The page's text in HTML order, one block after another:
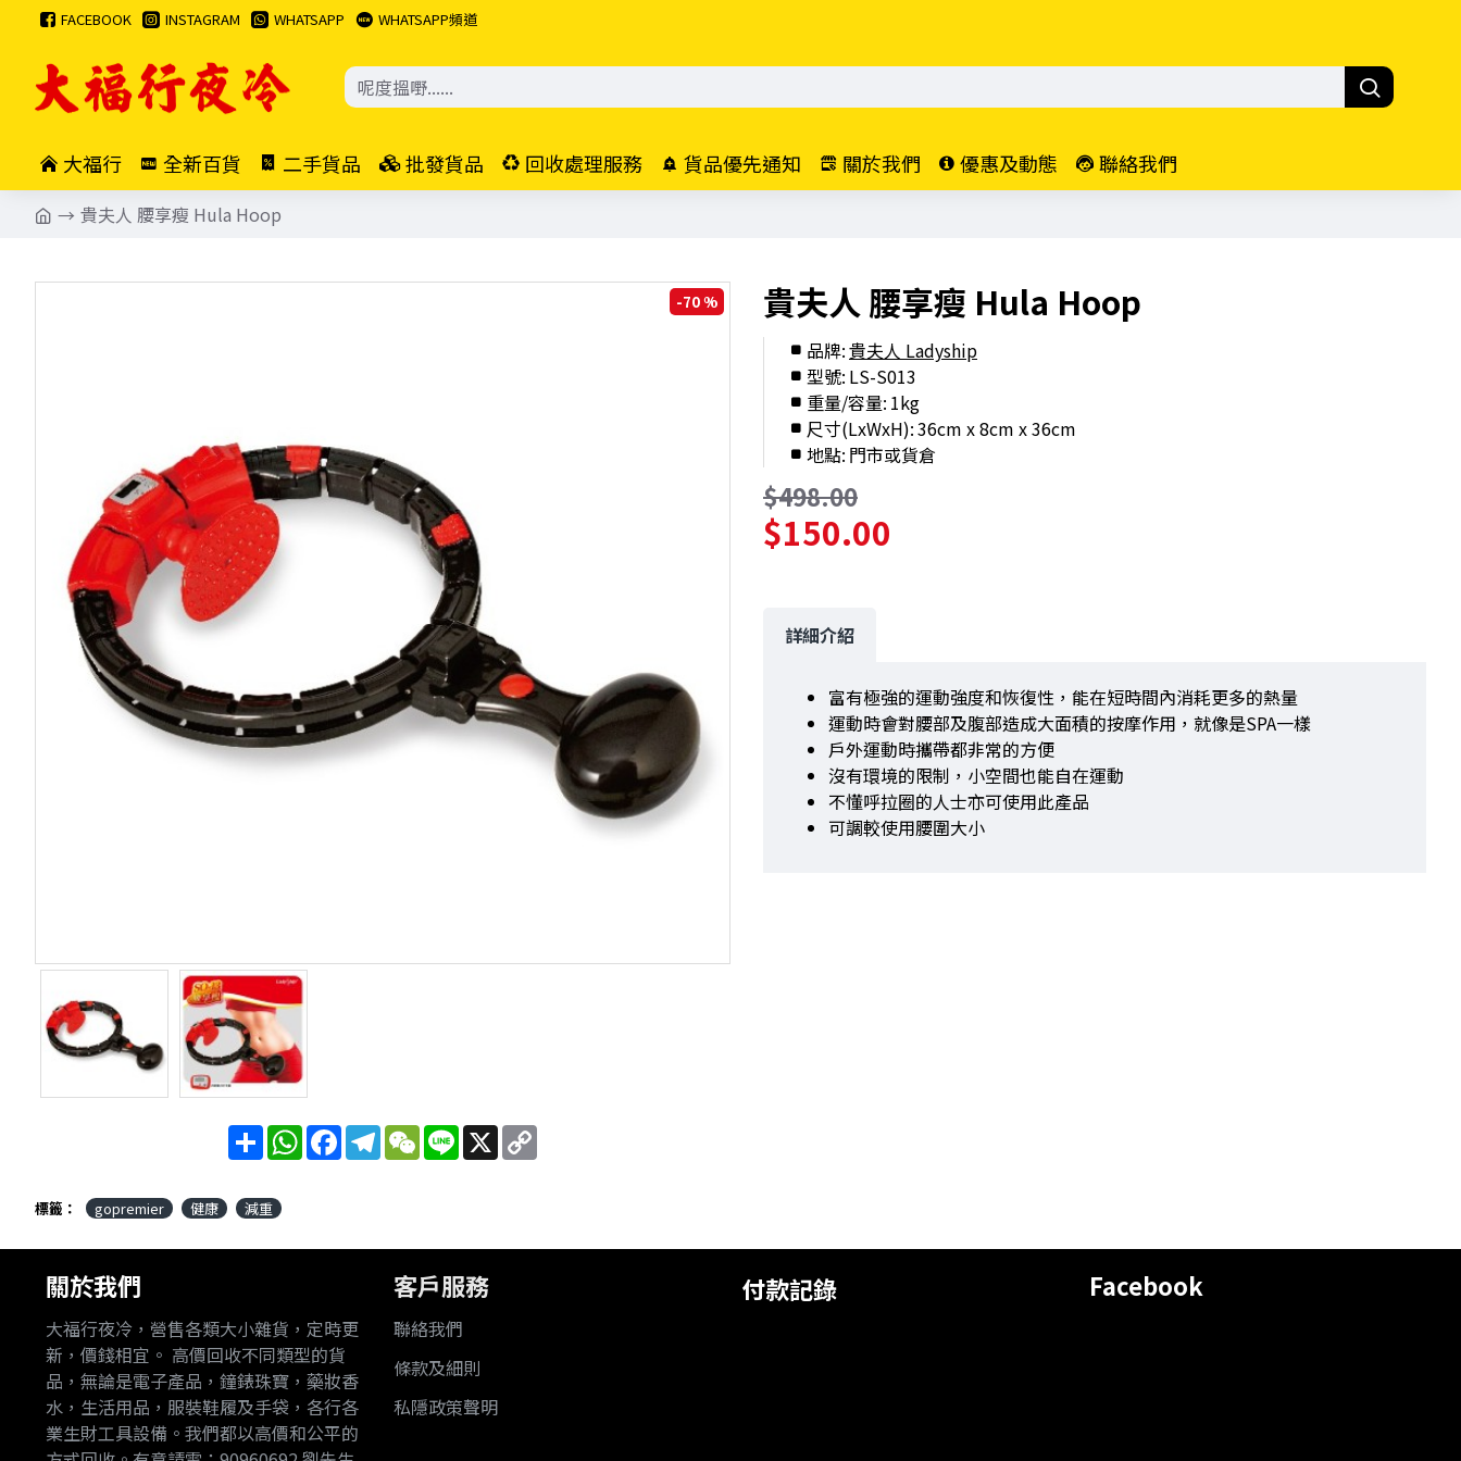
FACEBOOK INSTAGRAM WHATSAPP WHATSAPP頻道
大福行 全新百貨 二手貨品 批發貨品 回收處理服務 貨品優先通知 關於我們 優惠及動態 聯絡我們
貴夫人 腰享瘦 Hula Hoop
-70 %
分
享
WhatsAppFacebookTelegram
WeChat
LineX Copy
Link
標籤： gopremier 健康 減重
貴夫人 腰享瘦 Hula Hoop
品牌:貴夫人 Ladyship
型號: LS-S013
重量/容量: 1kg
尺寸(LxWxH):36cm x 8cm x 36cm
地點: 門市或貨倉
$150.00
$498.00
詳細介紹
富有極強的運動強度和恢復性，能在短時間內消耗更多的熱量
運動時會對腰部及腹部造成大面積的按摩作用，就像是SPA一樣
戶外運動時攜帶都非常的方便
沒有環境的限制，小空間也能自在運動
不懂呼拉圈的人士亦可使用此產品
可調較使用腰圍大小
關於我們
大福行夜冷，營售各類大小雜貨，定時更
新，價錢相宜。 高價回收不同類型的貨
品，無論是電子產品，鐘錶珠寶，藥妝香
水，生活用品，服裝鞋履及手袋，各行各
業生財工具設備。我們都以高價和公平的
客戶服務
聯絡我們
條款及細則
私隱政策聲明
付款記錄 Facebook